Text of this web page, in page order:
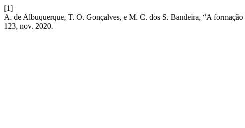
[1]
A. de Albuquerque, T. O. Gonçalves, e M. C. dos S. Bandeira, “A
123, nov. 2020.